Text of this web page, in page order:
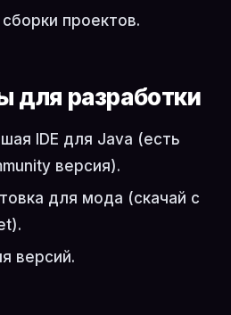
проектов.
для разработки
IDE для Java (есть
версия).
для мода (скачай с
версий.